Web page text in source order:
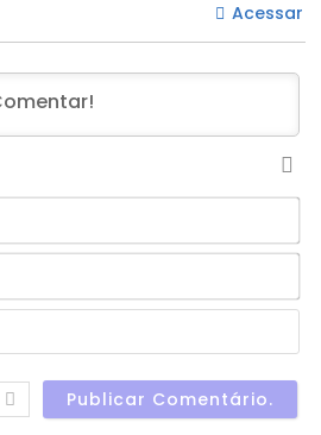
Acessar